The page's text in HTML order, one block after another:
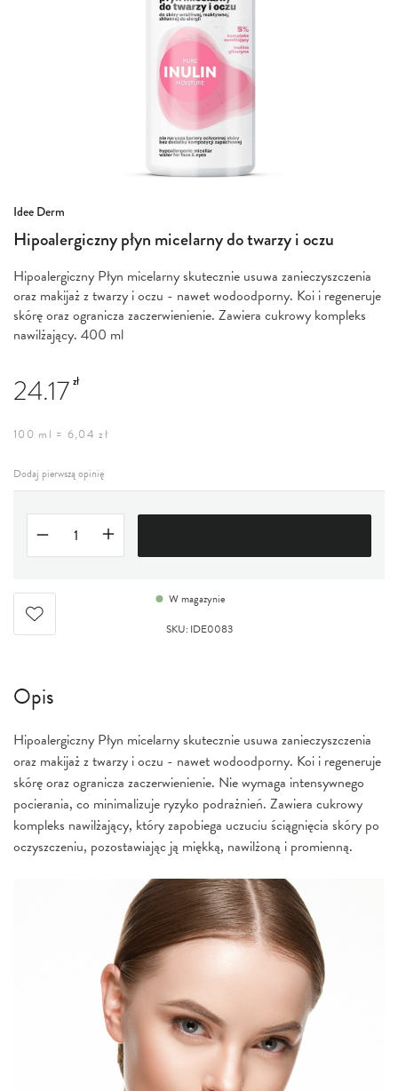
Idee Derm
Hipoalergiczny płyn micelarny do twarzy i oczu
Hipoalergiczny Płyn micelarny skutecznie usuwa zanieczyszczenia
oraz makijaż z twarzy i oczu - nawet wodoodporny. Koi i regeneruje
skórę oraz ogranicza zaczerwienienie. Zawiera cukrowy kompleks
nawilżający. 400 ml
24.17 zł
100 ml = 6,04 zł
Dodaj pierwszą opinię
W magazynie
SKU: IDE0083
Przejdź
początek
Opis
Hipoalergiczny Płyn micelarny skutecznie usuwa zanieczyszczenia
oraz makijaż z twarzy i oczu - nawet wodoodporny. Koi i regeneruje
skórę oraz ogranicza zaczerwienienie. Nie wymaga intensywnego
pocierania, co minimalizuje ryzyko podrażnień. Zawiera cukrowy
kompleks nawilżający, który zapobiega uczuciu ściągnięcia skóry po
oczyszczeniu, pozostawiając ją miękką, nawilżoną i promienną.